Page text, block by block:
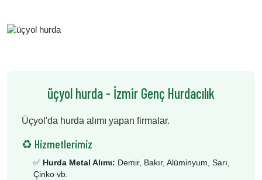
üçyol hurda - İzmir Genç Hurdacılık
Üçyol'da hurda alımı yapan firmalar.
♻️ Hizmetlerimiz
✅ Hurda Metal Alımı: Demir, Bakır, Alüminyum, Sarı,
Çinko vb.